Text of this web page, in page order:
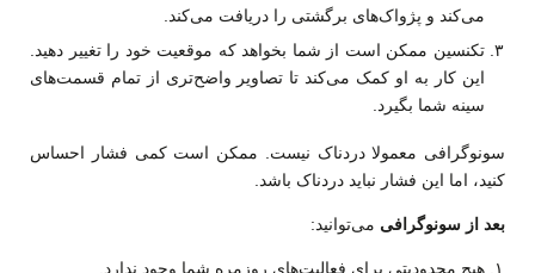
می‌کند و پژواک‌های برگشتی را دریافت می‌کند.
تکنسین ممکن است از شما بخواهد که موقعیت خود را تغییر دهید.
این کار به او کمک می‌کند تا تصاویر واضح‌تری از تمام قسمت‌های
سینه شما بگیرد.
سونوگرافی معمولا دردناک نیست. ممکن است کمی فشار احساس
کنید، اما این فشار نباید دردناک باشد.
بعد از سونوگرافی می‌توانید:
هیچ محدودیتی برای فعالیت‌های روزمره شما وجود ندارد.